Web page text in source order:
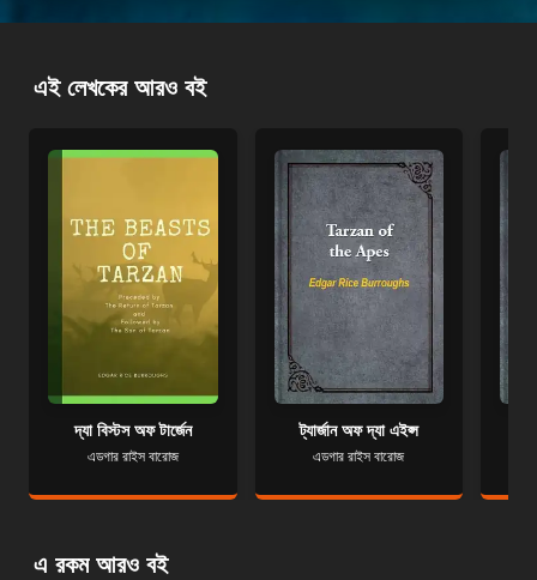
এই লেখকের আরও বই
দ্যা বিস্টস অফ টার্জেন
এডগার রাইস বারোজ
ট্যার্জান অফ দ্যা এইপ্স
এডগার রাইস বারোজ
এ রকম আরও বই